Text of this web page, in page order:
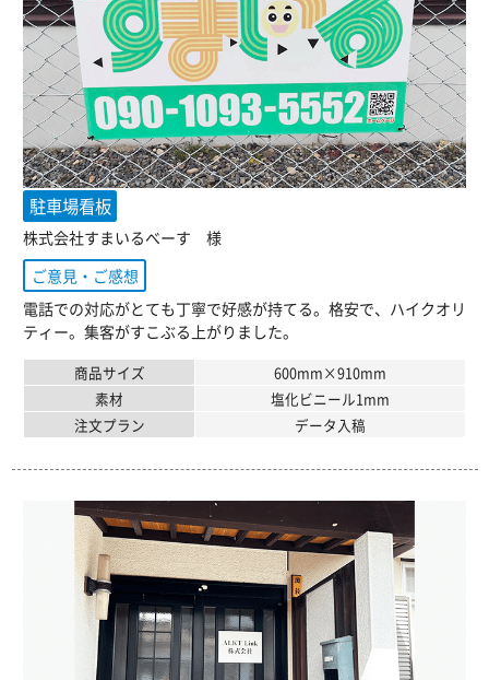
駐車場看板
株式会社すまいるべーす 様
ご意見・ご感想
電話での対応がとても丁寧で好感が持てる。格安で、ハイクオリ
ティー。集客がすこぶる上がりました。
商品サイズ
600mm×910mm
素材
塩化ビニール1mm
注文プラン
データ入稿